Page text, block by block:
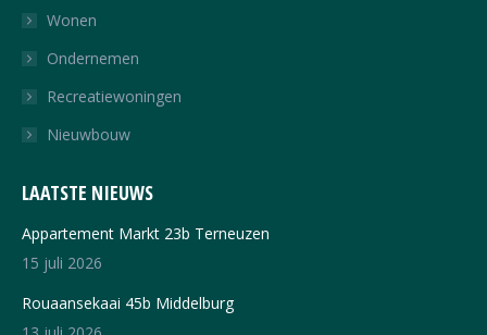
in
in
Wonen
Ondernemen
Recreatiewoningen
Nieuwbouw
LAATSTE NIEUWS
Appartement Markt 23b Terneuzen
15 juli 2026
Rouaansekaai 45b Middelburg